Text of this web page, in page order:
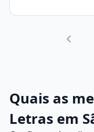
Quais as
Letras em